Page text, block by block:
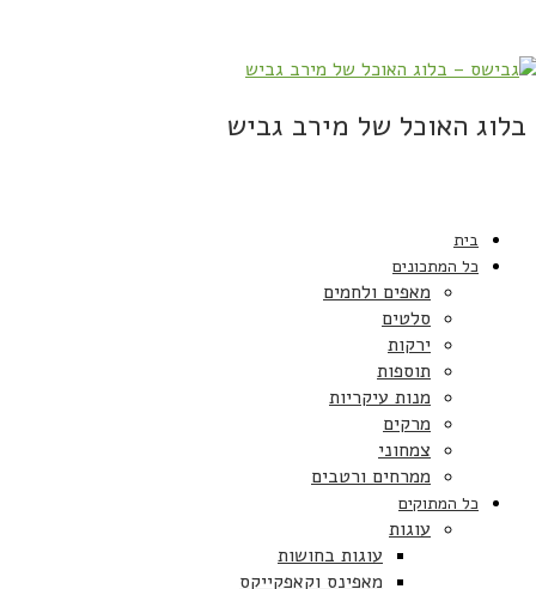
בלוג האוכל של מירב גביש
בית
כל המתכונים
מאפים ולחמים
סלטים
ירקות
תוספות
מנות עיקריות
מרקים
צמחוני
ממרחים ורטבים
כל המתוקים
עוגות
עוגות בחושות
מאפינס וקאפקייקס